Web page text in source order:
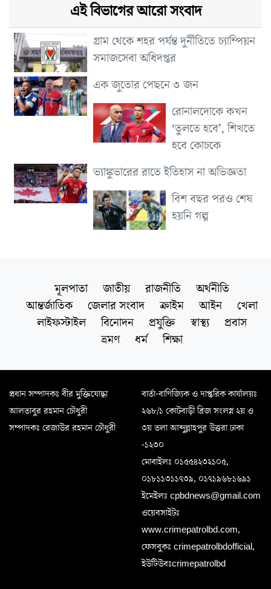
এই বিভাগের আরো সংবাদ
গ্রাম থেকে শহর পর্যন্ত দুর্নীতিতে চ্যাম্পিয়ন
সমাজসেবা অধিদপ্তর
এক জুতোর পেছনে ৩ জন
রোনালদোকে কখন
‘তুলতে হবে’, শিখতে
হবে কোচকে
ভ্যাঙ্কুভারের রাতে ইতিহাস না অভিজ্ঞতা
বিশ বছর পরও শেষ
হয়নি গল্প
মূলপাতা জাতীয় রাজনীতি
অর্থনীতি
আন্তর্জাতিক
জেলার সংবাদ ক্রাইম আইন
খেলা
লাইফস্টাইল
বিনোদন প্রযুক্তি স্বাস্থ্য
প্রবাস
ভ্রমণ
ধর্ম শিক্ষা
প্রধান সম্পাদকঃ বীর মুক্তিযোদ্ধা
আলতাবুর রহমান চৌধুরী
সম্পাদকঃ রেজাউর রহমান চৌধুরী
বার্তা-বাণিজ্যিক ও দাপ্তরিক কার্যালয়ঃ
২৬৮/১ কোটবাড়ী ব্রিজ সংলগ্ন ২য় ও
৩য় তলা আব্দুল্লাহপুর উত্তরা ঢাকা
-১২৩০
মোবাইলঃ ০১৫৫৪২৩২১০৫,
০১৮১১৩১১৭৩৯, ০১৭১৯৬৮১৬৯১
ইমেইলঃ cpbdnews@gmail.com
ওয়েবসাইটঃ
www.crimepatrolbd.com,
ফেসবুকঃ crimepatrolbdofficial,
ইউটিউবঃcrimepatrolbd